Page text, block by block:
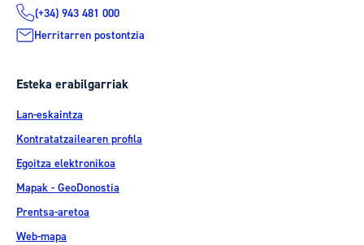
(+34) 943 481 000
Herritarren postontzia
Esteka erabilgarriak
Lan-eskaintza
Kontratatzailearen profila
Egoitza elektronikoa
Mapak - GeoDonostia
Prentsa-aretoa
Web-mapa